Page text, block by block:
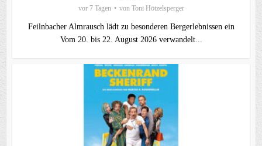
vor 7 Tagen von Toni Hötzelsperger
Feilnbacher Almrausch lädt zu besonderen Bergerlebnissen ein
Vom 20. bis 22. August 2026 verwandelt...